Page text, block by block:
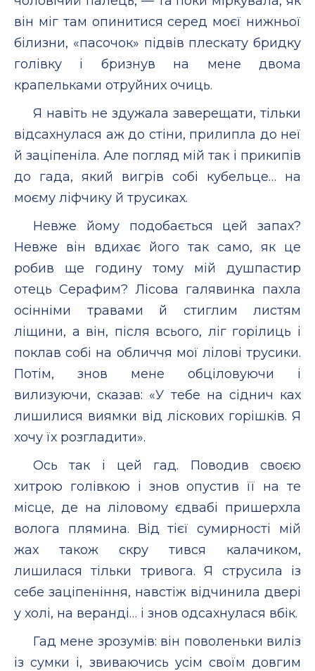
він міг там опинитися серед моєї нижньої
білизни, «пасочок» підвів плескату бридку
голівку і бризнув на мене двома
крапельками отруйних очиць.
Я навіть не здужала заверещати, тільки
відсахнулася аж до стіни, прилипла до неї
й заціпеніла. Але погляд мій так і прикипів
до гада, який вигрів собі кубельце… на
моєму ліфчику й трусиках.
Невже йому подобається цей запах?
Невже він вдихає його так само, як це
робив ще годину тому мій душпастир
отець Серафим? Лісова галявинка пахла
осінніми травами й стиглим листям
ліщини, а він, після всього, ліг горілиць і
поклав собі на обличчя мої лілові трусики.
Потім, знов мене обціловуючи і
вилизуючи, сказав: «У тебе на сіднич ках
лишилися виямки від ліскових горішків. Я
хочу їх розгладити».
Ось так і цей гад. Поводив своєю
хитрою голівкою і знов опустив її на те
місце, де на ліловому єдвабі пришерхла
волога плямина. Від тієї сумирності мій
жах також скру тився калачиком,
лишилася тільки тривога. Я струсила із
себе заціпеніння, навстіж відчинила двері
у холі, на веранді… і знов одсахнулася вбік.
Гад мене зрозумів: він поволеньки виліз
із сумки і, звиваючись усім своїм довгим